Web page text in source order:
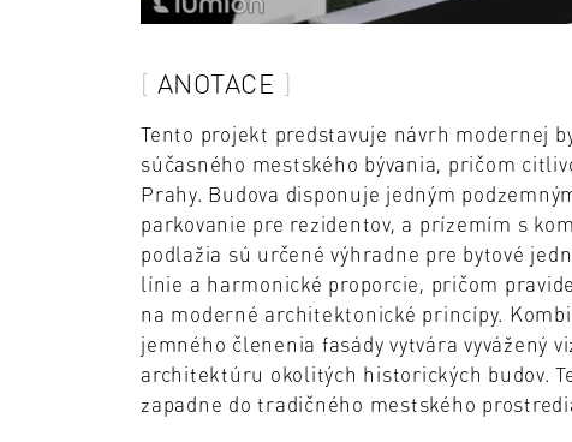
ANOTACE
Tento projekt predstavuje návrh modernej
súčasného mestského bývania, pričom
Prahy. Budova disponuje jedným
parkovanie pre rezidentov, a prízemím s
podlažia sú určené výhradne pre bytové
línie a harmonické proporcie, pričom
na moderné architektonické princípy.
jemného členenia fasády vytvára vyvážený
architektúru okolitých historických budov.
zapadne do tradičného mestského